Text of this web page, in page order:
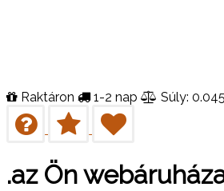
Raktáron 1-2 nap Súly:
.az Ön